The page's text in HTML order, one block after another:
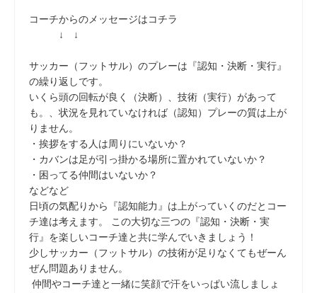
コーチからのメッセージはコチラ
↓ ↓
サッカー（フットサル）のプレーは『認知・決断・実行』
の繰り返しです。
いくら頭の回転が良く（決断）、技術（実行）があって
も。、状況を見れていなければ（認知）プレーの質は上が
りません。
・挨拶をする人は周りにいないか？
・カバンは足が引っ掛かる場所に置かれていないか？
・困ってる仲間はいないか？
などなど
日頃の気配りから『認知能力』は上がっていくのだとコー
チ達は考えます。 この大切な三つの『認知・決断・実
行』を楽しいコーチ達と共に学んでいきましょう！
少しサッカー（フットサル）の技術が足りなくてもぜーん
ぜん問題ありません。
仲間やコーチ達と一緒に笑顔で汗をいっぱい流しましょ